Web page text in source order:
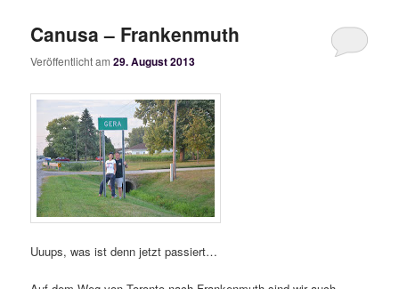
Canusa – Frankenmuth
Veröffentlicht am29. August 2013
Uuups, was ist denn jetzt passiert…